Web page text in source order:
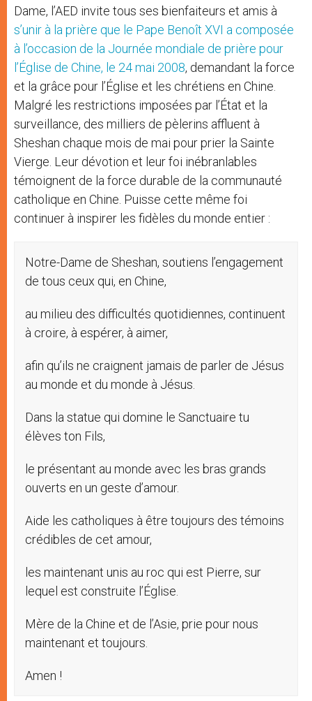
Dame, l’AED invite tous ses bienfaiteurs et amis à
s’unir à la prière que le Pape Benoît XVI a composée
à l’occasion de la Journée mondiale de prière pour
l’Église de Chine, le 24 mai 2008, demandant la force
et la grâce pour l’Église et les chrétiens en Chine.
Malgré les restrictions imposées par l’État et la
surveillance, des milliers de pèlerins affluent à
Sheshan chaque mois de mai pour prier la Sainte
Vierge. Leur dévotion et leur foi inébranlables
témoignent de la force durable de la communauté
catholique en Chine. Puisse cette même foi
continuer à inspirer les fidèles du monde entier :
Notre-Dame de Sheshan, soutiens l’engagement
de tous ceux qui, en Chine,
au milieu des difficultés quotidiennes, continuent
à croire, à espérer, à aimer,
afin qu’ils ne craignent jamais de parler de Jésus
au monde et du monde à Jésus.
Dans la statue qui domine le Sanctuaire tu
élèves ton Fils,
le présentant au monde avec les bras grands
ouverts en un geste d’amour.
Aide les catholiques à être toujours des témoins
crédibles de cet amour,
les maintenant unis au roc qui est Pierre, sur
lequel est construite l’Église.
Mère de la Chine et de l’Asie, prie pour nous
maintenant et toujours.
Amen !